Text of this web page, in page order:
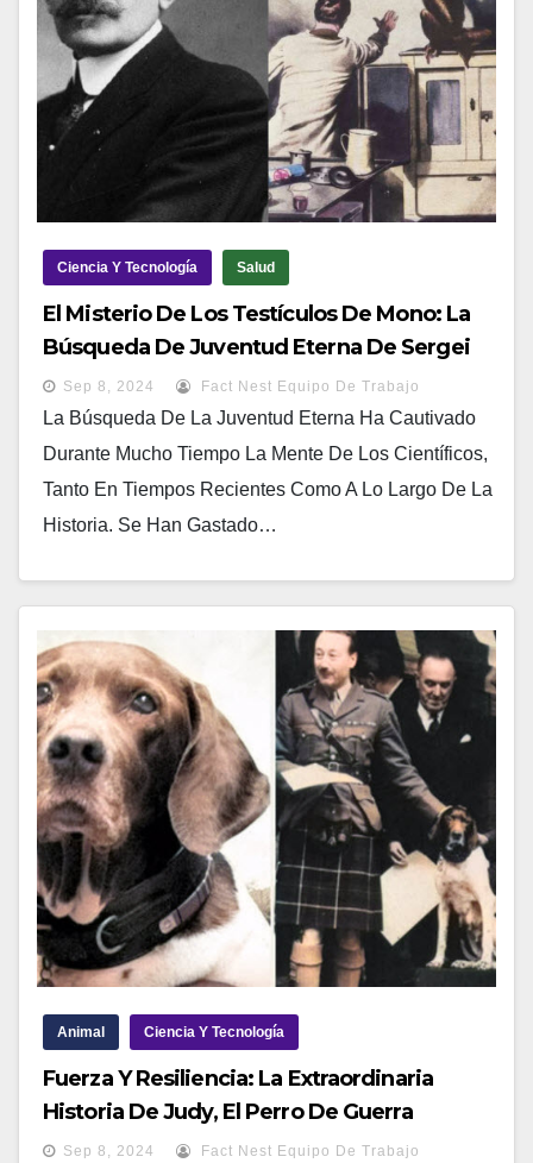
Ciencia Y Tecnología Salud
El Misterio De Los Testículos De Mono: La
Búsqueda De Juventud Eterna De Sergei
Voronoff
Sep 8, 2024 Fact Nest Equipo De Trabajo
La Búsqueda De La Juventud Eterna Ha Cautivado
Durante Mucho Tiempo La Mente De Los Científicos,
Tanto En Tiempos Recientes Como A Lo Largo De La
Historia. Se Han Gastado…
Animal Ciencia Y Tecnología
Fuerza Y Resiliencia: La Extraordinaria
Historia De Judy, El Perro De Guerra
Sep 8, 2024 Fact Nest Equipo De Trabajo